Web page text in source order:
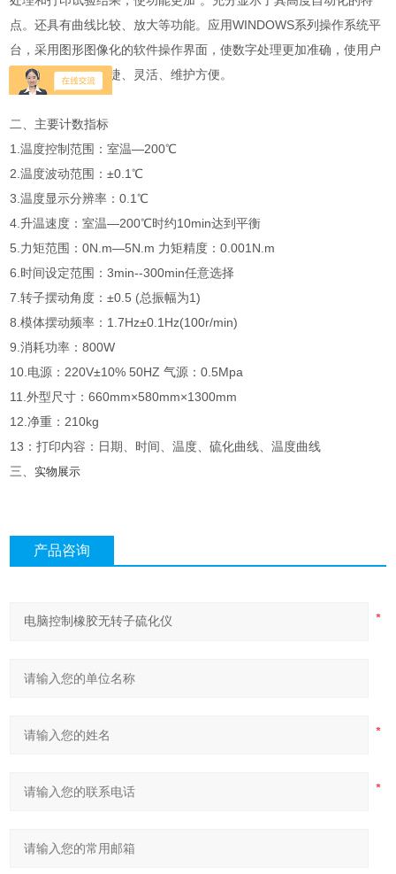
点。还具有曲线比较、放大等功能。应用WINDOWS系列操作系统平
台，采用图形图像化的软件操作界面，使数字处理更加准确，使用户
试验操作简单、快捷、灵活、维护方便。
二、主要计数指标
1.温度控制范围：室温—200℃
2.温度波动范围：±0.1℃
3.温度显示分辨率：0.1℃
4.升温速度：室温—200℃时约10min达到平衡
5.力矩范围：0N.m—5N.m 力矩精度：0.001N.m
6.时间设定范围：3min--300min任意选择
7.转子摆动角度：±0.5 (总振幅为1)
8.模体摆动频率：1.7Hz±0.1Hz(100r/min)
9.消耗功率：800W
10.电源：220V±10% 50HZ 气源：0.5Mpa
11.外型尺寸：660mm×580mm×1300mm
12.净重：210kg
13：打印内容：日期、时间、温度、硫化曲线、温度曲线
三、实物展示
产品咨询